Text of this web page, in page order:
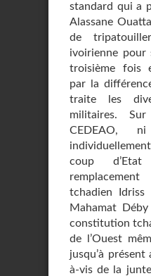
standard qui a
Alassane
de
ivoirienne pour
troisième fois
par la
traite les
militaires.
CEDEAO,
coup
tchadien
Mahamat
constitution
de l’Ouest
jusqu’à présent
à-vis de la